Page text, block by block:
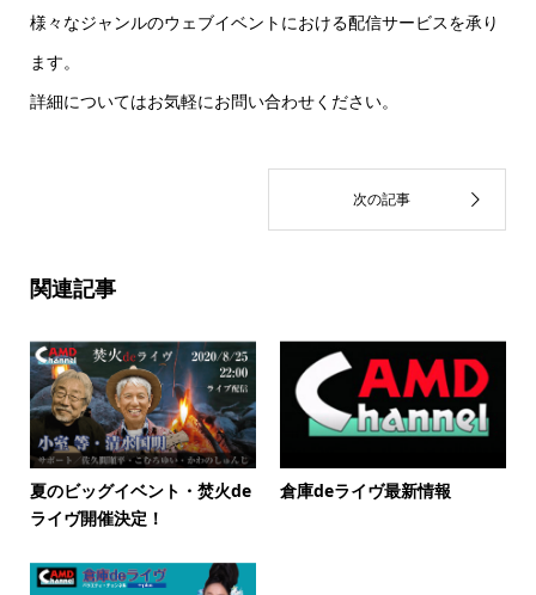
様々なジャンルのウェブイベントにおける配信サービスを承り
ます。
詳細についてはお気軽にお問い合わせください。
関連記事
夏のビッグイベント・焚火de
ライヴ開催決定！
倉庫deライヴ最新情報